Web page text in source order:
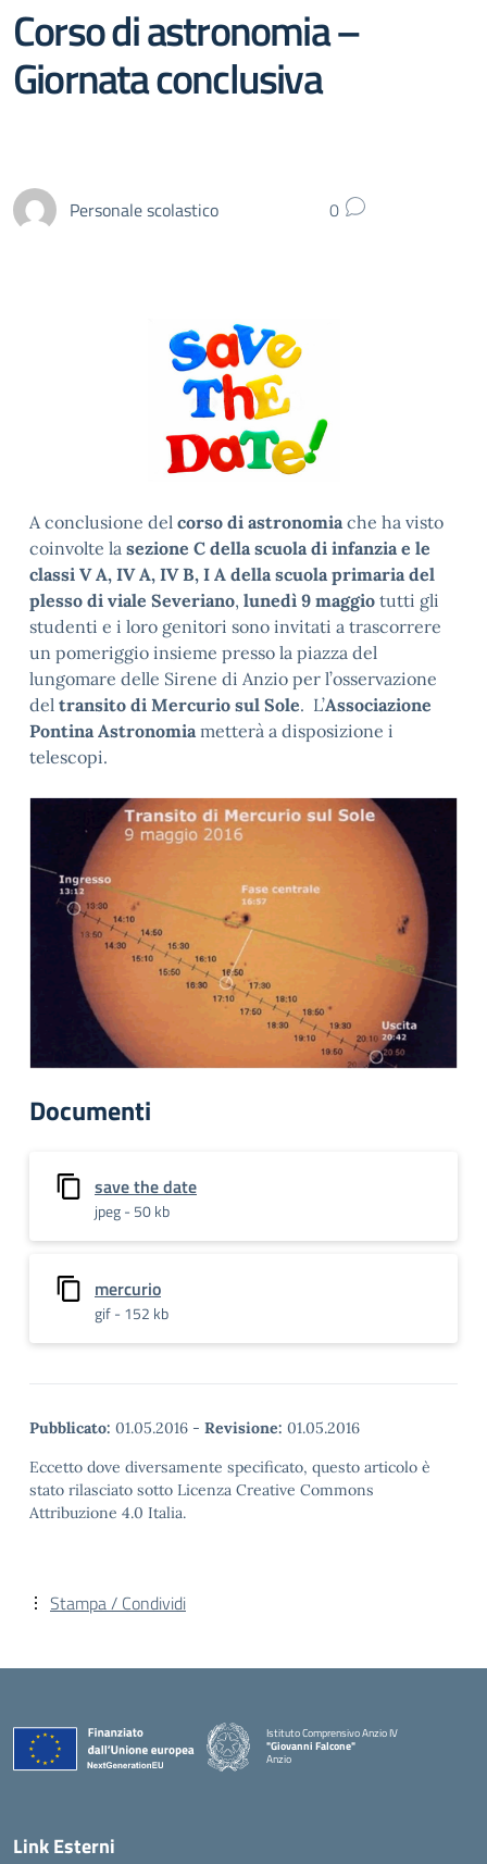
Corso di astronomia –
Giornata conclusiva
Personale scolastico 0
A conclusione del corso di astronomiache ha visto
coinvolte la sezione C della scuola di infanzia e le
classi V A, IV A, IV B, I A della scuola primaria del
plesso di viale Severiano, lunedì 9 maggio tutti gli
studenti e i loro genitori sono invitati a trascorrere
un pomeriggio insieme presso la piazza del
lungomare delle Sirene di Anzio per l’osservazione
del transito di Mercurio sul Sole. L’Associazione
Pontina Astronomiametterà a disposizione i
telescopi.
Documenti
save the date
jpeg - 50 kb
mercurio
gif - 152 kb
Pubblicato: 01.05.2016 - Revisione: 01.05.2016
Eccetto dove diversamente specificato, questo articolo è
stato rilasciato sotto Licenza Creative Commons
Attribuzione 4.0 Italia.
Stampa / Condividi
Istituto Comprensivo Anzio IV
"Giovanni Falcone"
Anzio
Link Esterni